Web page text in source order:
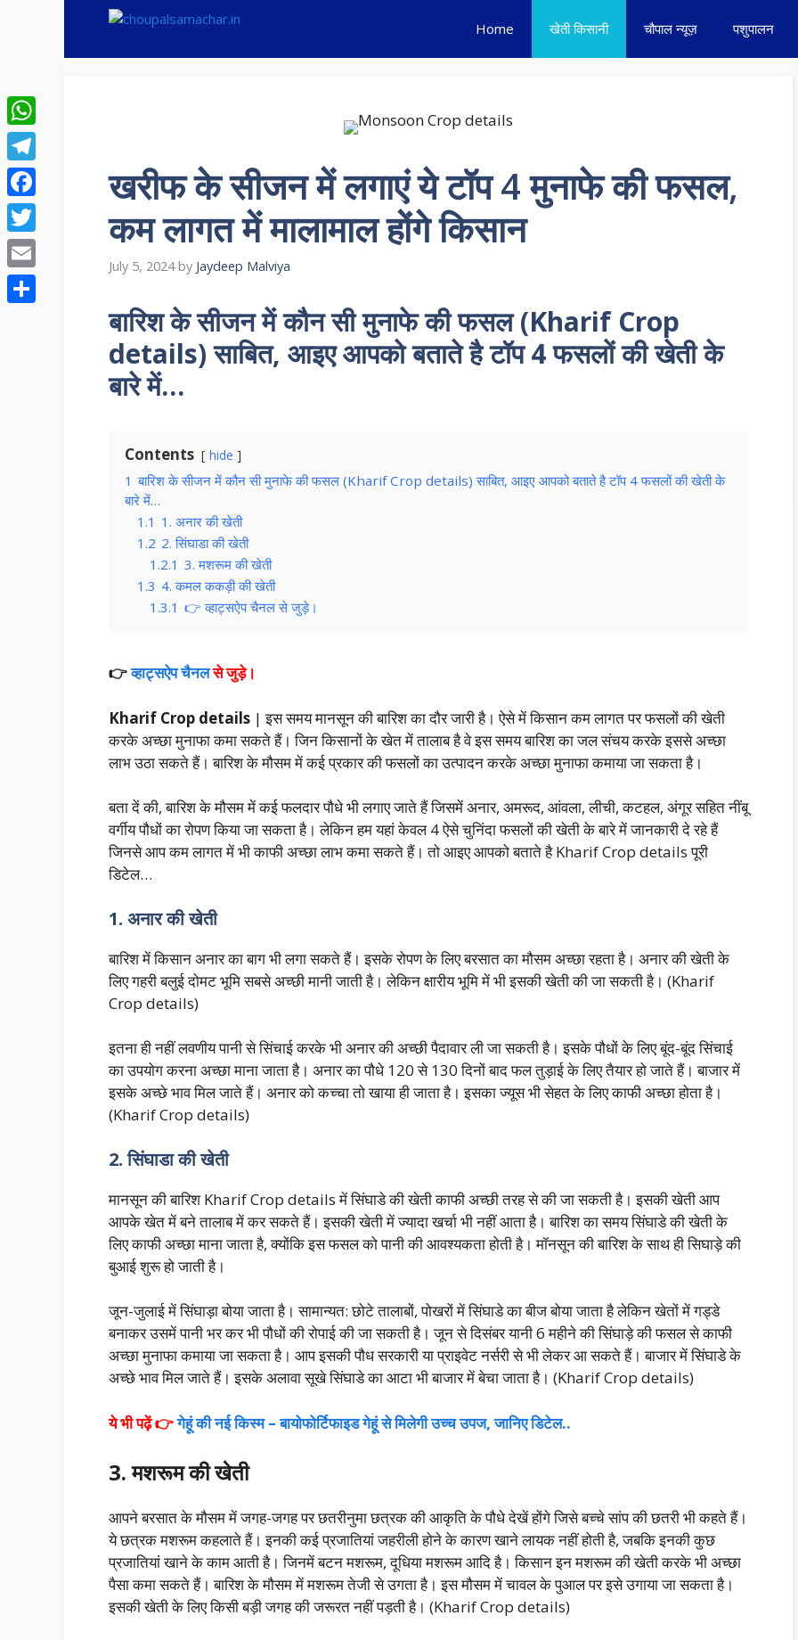
Home खेती किसानी चौपाल न्यूज़ पशुपालन
खरीफ के सीजन में लगाएं ये टॉप 4 मुनाफे की फसल,
कम लागत में मालामाल होंगे किसान
July 5, 2024 by Jaydeep Malviya
बारिश के सीजन में कौन सी मुनाफे की फसल (Kharif Crop
details) साबित, आइए आपको बताते है टॉप 4 फसलों की खेती के
बारे में…
Contents hide
1 बारिश के सीजन में कौन सी मुनाफे की फसल (Kharif Crop details) साबित, आइए आपको बताते है टॉप 4 फसलों की खेती के
बारे में…
1.1 1. अनार की खेती
1.2 2. सिंघाडा की खेती
1.2.1 3. मशरूम की खेती
1.3 4. कमल ककड़ी की खेती
1.3.1 👉 व्हाट्सऐप चैनल से जुड़े।
👉व्हाट्सऐप चैनलसे जुड़े।
Kharif Crop details | इस समय मानसून की बारिश का दौर जारी है। ऐसे में किसान कम लागत पर फसलों की खेती
करके अच्छा मुनाफा कमा सकते हैं। जिन किसानों के खेत में तालाब है वे इस समय बारिश का जल संचय करके इससे अच्छा
लाभ उठा सकते हैं। बारिश के मौसम में कई प्रकार की फसलों का उत्पादन करके अच्छा मुनाफा कमाया जा सकता है।
बता दें की, बारिश के मौसम में कई फलदार पौधे भी लगाए जाते हैं जिसमें अनार, अमरूद, आंवला, लीची, कटहल, अंगूर सहित नींबू
वर्गीय पौधों का रोपण किया जा सकता है। लेकिन हम यहां केवल 4 ऐसे चुनिंदा फसलों की खेती के बारे में जानकारी दे रहे हैं
जिनसे आप कम लागत में भी काफी अच्छा लाभ कमा सकते हैं। तो आइए आपको बताते है Kharif Crop details पूरी
डिटेल…
1. अनार की खेती
बारिश में किसान अनार का बाग भी लगा सकते हैं। इसके रोपण के लिए बरसात का मौसम अच्छा रहता है। अनार की खेती के
लिए गहरी बलुई दोमट भूमि सबसे अच्छी मानी जाती है। लेकिन क्षारीय भूमि में भी इसकी खेती की जा सकती है। (Kharif
Crop details)
इतना ही नहीं लवणीय पानी से सिंचाई करके भी अनार की अच्छी पैदावार ली जा सकती है। इसके पौधों के लिए बूंद-बूंद सिंचाई
का उपयोग करना अच्छा माना जाता है। अनार का पौधे 120 से 130 दिनों बाद फल तुड़ाई के लिए तैयार हो जाते हैं। बाजार में
इसके अच्छे भाव मिल जाते हैं। अनार को कच्चा तो खाया ही जाता है। इसका ज्यूस भी सेहत के लिए काफी अच्छा होता है।
(Kharif Crop details)
2. सिंघाडा की खेती
मानसून की बारिश Kharif Crop details में सिंघाडे की खेती काफी अच्छी तरह से की जा सकती है। इसकी खेती आप
आपके खेत में बने तालाब में कर सकते हैं। इसकी खेती में ज्यादा खर्चा भी नहीं आता है। बारिश का समय सिंघाडे की खेती के
लिए काफी अच्छा माना जाता है, क्योंकि इस फसल को पानी की आवश्यकता होती है। मॉनसून की बारिश के साथ ही सिघाड़े की
बुआई शुरू हो जाती है।
जून-जुलाई में सिंघाड़ा बोया जाता है। सामान्यत: छोटे तालाबों, पोखरों में सिंघाडे का बीज बोया जाता है लेकिन खेतों में गड्डे
बनाकर उसमें पानी भर कर भी पौधों की रोपाई की जा सकती है। जून से दिसंबर यानी 6 महीने की सिंघाड़े की फसल से काफी
अच्छा मुनाफा कमाया जा सकता है। आप इसकी पौध सरकारी या प्राइवेट नर्सरी से भी लेकर आ सकते हैं। बाजार में सिंघाडे के
अच्छे भाव मिल जाते हैं। इसके अलावा सूखे सिंघाडे का आटा भी बाजार में बेचा जाता है। (Kharif Crop details)
ये भी पढ़ें 👉गेहूं की नई किस्म – बायोफोर्टिफाइड गेहूं से मिलेगी उच्च उपज, जानिए डिटेल..
3. मशरूम की खेती
आपने बरसात के मौसम में जगह-जगह पर छतरीनुमा छत्रक की आकृति के पौधे देखें होंगे जिसे बच्चे सांप की छतरी भी कहते हैं।
ये छत्रक मशरूम कहलाते हैं। इनकी कई प्रजातियां जहरीली होने के कारण खाने लायक नहीं होती है, जबकि इनकी कुछ
प्रजातियां खाने के काम आती है। जिनमें बटन मशरूम, दूधिया मशरूम आदि है। किसान इन मशरूम की खेती करके भी अच्छा
पैसा कमा सकते हैं। बारिश के मौसम में मशरूम तेजी से उगता है। इस मौसम में चावल के पुआल पर इसे उगाया जा सकता है।
इसकी खेती के लिए किसी बड़ी जगह की जरूरत नहीं पड़ती है। (Kharif Crop details)
WhatsApp
Telegram
Facebook
Twitter
Email